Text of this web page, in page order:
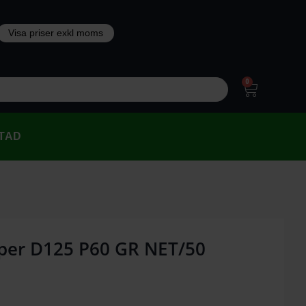
0
D125 P60 GR NET/50